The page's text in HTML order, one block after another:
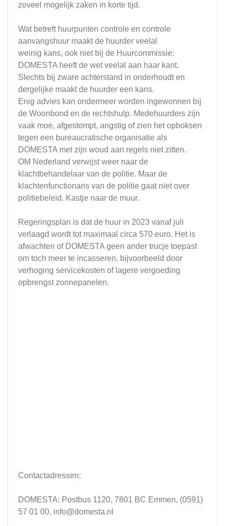
zoveel mogelijk zaken in korte tijd.
Wat betreft huurpunten controle en controle
aanvangshuur maakt de huurder veelal
weinig kans, ook niet bij de Huurcommissie:
DOMESTA heeft de wet veelal aan haar kant.
Slechts bij zware achterstand in onderhoudt en
dergelijke maakt de huurder een kans.
Enig advies kan ondermeer worden ingewonnen bij
de Woonbond en de rechtshulp. Medehuurders zijn
vaak moe, afgestompt, angstig of zien het opboksen
tegen een bureaucratische organisatie als
DOMESTA met zijn woud aan regels niet zitten.
OM Nederland verwijst weer naar de
klachtbehandelaar van de politie. Maar de
klachtenfunctionaris van de politie gaat niet over
politiebeleid. Kastje naar de muur.
Regeringsplan is dat de huur in 2023 vanaf juli
verlaagd wordt tot maximaal circa 570 euro. Het is
afwachten of DOMESTA geen ander trucje toepast
om toch meer te incasseren, bijvoorbeeld door
verhoging servicekosten of lagere vergoeding
opbrengst zonnepanelen.
Contactadressen:
DOMESTA: Postbus 1120, 7801 BC Emmen, (0591)
57 01 00, info@domesta.nl